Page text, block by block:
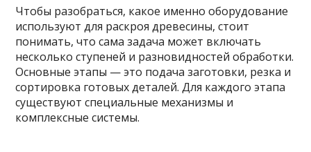
Чтобы разобраться, какое именно оборудование
используют для раскроя древесины, стоит
понимать, что сама задача может включать
несколько ступеней и разновидностей обработки.
Основные этапы — это подача заготовки, резка и
сортировка готовых деталей. Для каждого этапа
существуют специальные механизмы и
комплексные системы.